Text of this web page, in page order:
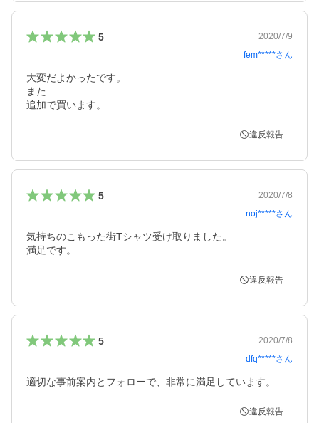
5
2020/7/9
fem*****さん
大変だよかったです。
また
追加で買います。
違反報告
5
2020/7/8
noj*****さん
気持ちのこもった街Tシャツ受け取りました。
満足です。
違反報告
5
2020/7/8
dfq*****さん
適切な事前案内とフォローで、非常に満足しています。
違反報告